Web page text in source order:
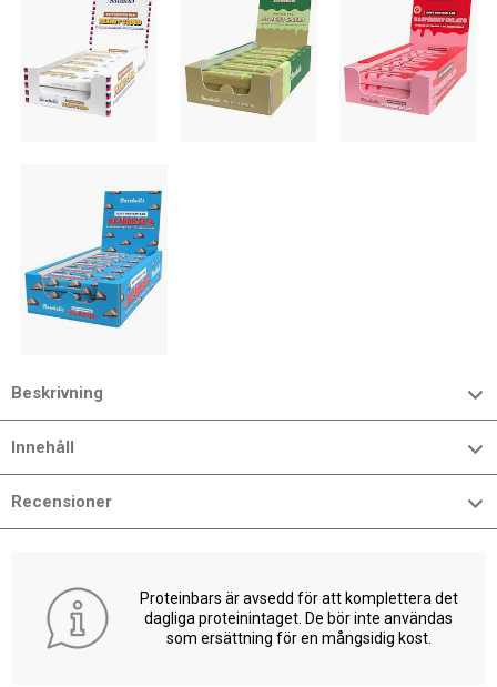
Beskrivning
Innehåll
Recensioner
Proteinbars är avsedd för att komplettera det
dagliga proteinintaget. De bör inte användas
som ersättning för en mångsidig kost.